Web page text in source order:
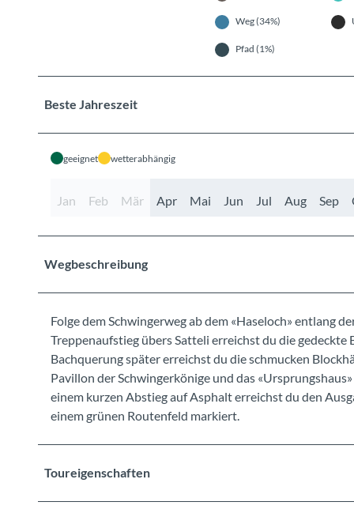
Weg (34%)
Pfad (1%)
Beste Jahreszeit
geeignet wetterabhängig
Jan Feb Mär Apr Mai Jun Jul Aug Sep
Wegbeschreibung
Folge dem Schwingerweg ab dem «Haseloch» entlang
Treppenaufstieg übers Satteli erreichst du die
Bachquerung später erreichst du die schmucken
Pavillon der Schwingerkönige und das
einem kurzen Abstieg auf Asphalt erreichst du den
einem grünen Routenfeld markiert.
Toureigenschaften